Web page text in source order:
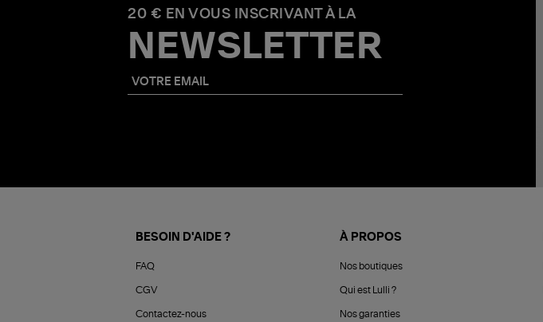
20 € EN VOUS INSCRIVANT À LA
NEWSLETTER
BESOIN D'AIDE ?
FAQ
CGV
Contactez-nous
À PROPOS
Nos boutiques
Qui est Lulli ?
Nos garanties